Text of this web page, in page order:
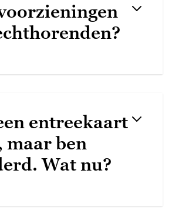
entreekaart
maar ben
Wat nu?